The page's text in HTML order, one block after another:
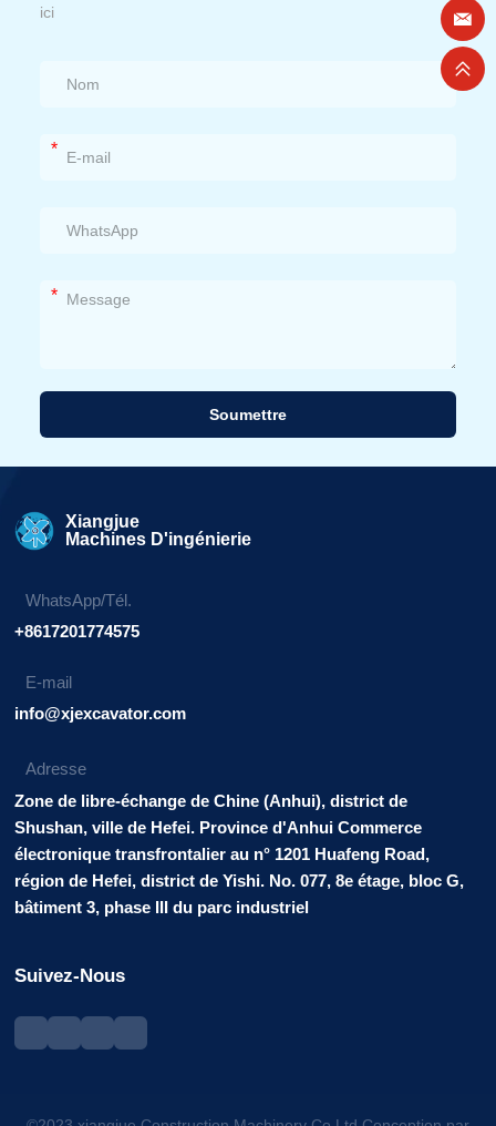
ici
*
*
Soumettre
Xiangjue
Machines D'ingénierie
WhatsApp/Tél.
+8617201774575
E-mail
info@xjexcavator.com
Adresse
Zone de libre-échange de Chine (Anhui), district de
Shushan, ville de Hefei. Province d'Anhui Commerce
électronique transfrontalier au n° 1201 Huafeng Road,
région de Hefei, district de Yishi. No. 077, 8e étage, bloc G,
bâtiment 3, phase III du parc industriel
Suivez-Nous